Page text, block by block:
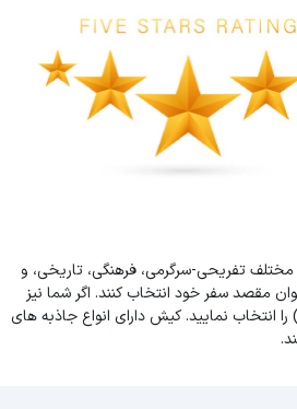
تفریحی-سرگرمی، فرهنگی، تاریخی، و
مقصد سفر خود انتخاب کنند. اگر شما نیز
انتخاب نمایید. کیش دارای انواع جاذبه های